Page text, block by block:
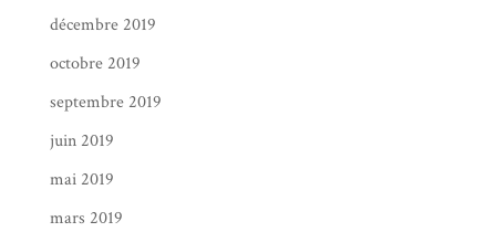
décembre 2019
octobre 2019
septembre 2019
juin 2019
mai 2019
mars 2019